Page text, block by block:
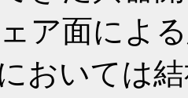
ア面によ
おいては